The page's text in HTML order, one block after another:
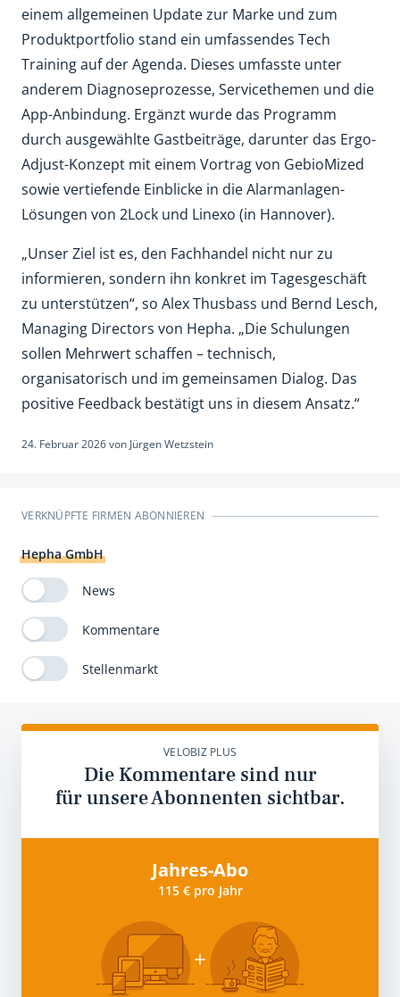
einem allgemeinen Update zur Marke und zum
Produktportfolio stand ein umfassendes Tech
Training auf der Agenda. Dieses umfasste unter
anderem Diagnoseprozesse, Servicethemen und die
App-Anbindung. Ergänzt wurde das Programm
durch ausgewählte Gastbeiträge, darunter das Ergo-
Adjust-Konzept mit einem Vortrag von GebioMized
sowie vertiefende Einblicke in die Alarmanlagen-
Lösungen von 2Lock und Linexo (in Hannover).
„Unser Ziel ist es, den Fachhandel nicht nur zu
informieren, sondern ihn konkret im Tagesgeschäft
zu unterstützen“, so Alex Thusbass und Bernd Lesch,
Managing Directors von Hepha. „Die Schulungen
sollen Mehrwert schaffen – technisch,
organisatorisch und im gemeinsamen Dialog. Das
positive Feedback bestätigt uns in diesem Ansatz.“
24. Februar 2026von Jürgen Wetzstein
VERKNÜPFTE FIRMEN ABONNIEREN
Hepha GmbH
News
Kommentare
Stellenmarkt
VELOBIZ PLUS
Die Kommentare sind nur
für unsere Abonnenten sichtbar.
Jahres-Abo
115 € pro Jahr